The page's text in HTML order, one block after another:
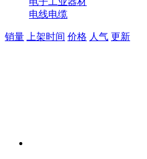
电线电缆
销量 上架时间 价格 人气 更新